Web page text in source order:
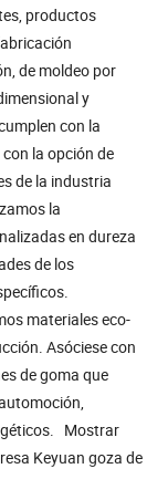
productos
de moldeo por
y
con la
la opción de
de la industria
la
en dureza
de los
materiales eco-
Asóciese con
de goma que
Mostrar
Keyuan goza de